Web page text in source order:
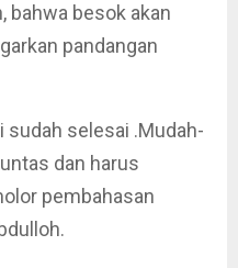
bahwa besok akan
pandangan
sudah selesai .Mudah-
dan harus
pembahasan